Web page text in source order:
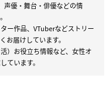
声優・舞台・俳優などの情
ー作品、VTuberなどストリー
お届けしています。
）お役立ち情報など、女性オ
ています。